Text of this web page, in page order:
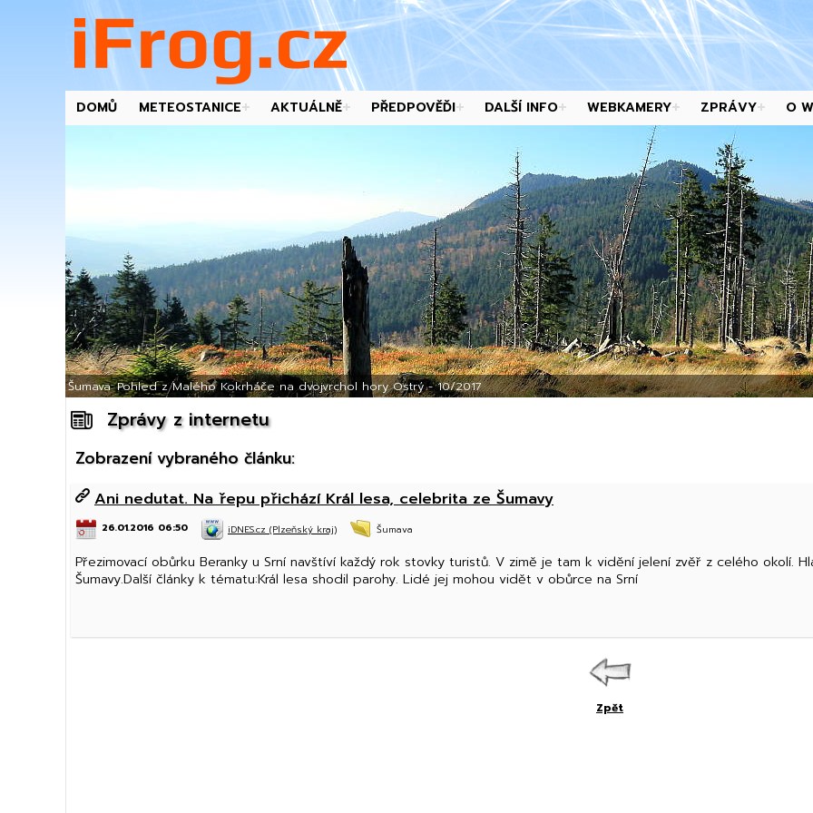
DOMŮ METEOSTANICE AKTUÁLNĚ PŘEDPOVĚĎI DALŠÍ INFO WEBKAMERY ZPRÁVY O
Šumava: Pohled z Malého Kokrháče na dvojvrchol hory Ostrý - 10/2017
Zprávy z internetu
Zobrazení vybraného článku:
Ani nedutat. Na řepu přichází Král lesa, celebrita ze Šumavy
26.01.2016 06:50 iDNES.cz (Plzeňský kraj) Šumava
Přezimovací obůrku Beranky u Srní navštíví každý rok stovky turistů. V zimě je tam k vidění jelení zvěř z celého okolí.
Šumavy.Další články k tématu:Král lesa shodil parohy. Lidé jej mohou vidět v obůrce na Srní
Zpět